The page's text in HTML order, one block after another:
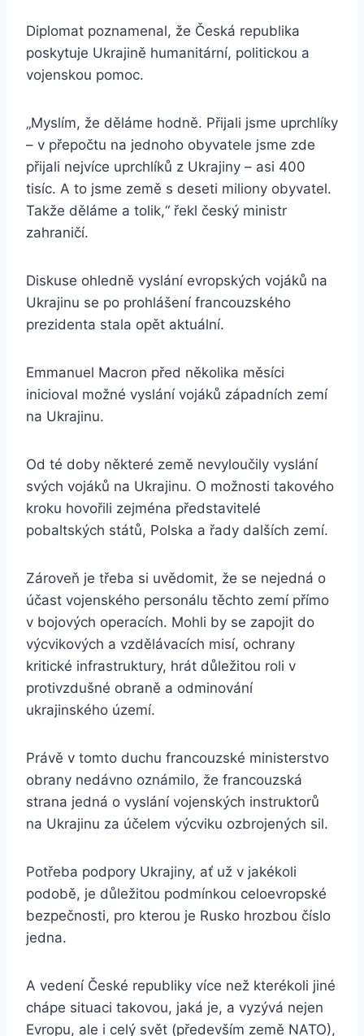
Diplomat poznamenal, že Česká republika
poskytuje Ukrajině humanitární, politickou a
vojenskou pomoc.
„Myslím, že děláme hodně. Přijali jsme uprchlíky
– v přepočtu na jednoho obyvatele jsme zde
přijali nejvíce uprchlíků z Ukrajiny – asi 400
tisíc. A to jsme země s deseti miliony obyvatel.
Takže děláme a tolik,“ řekl český ministr
zahraničí.
Diskuse ohledně vyslání evropských vojáků na
Ukrajinu se po prohlášení francouzského
prezidenta stala opět aktuální.
Emmanuel Macron před několika měsíci
inicioval možné vyslání vojáků západních zemí
na Ukrajinu.
Od té doby některé země nevyloučily vyslání
svých vojáků na Ukrajinu. O možnosti takového
kroku hovořili zejména představitelé
pobaltských států, Polska a řady dalších zemí.
Zároveň je třeba si uvědomit, že se nejedná o
účast vojenského personálu těchto zemí přímo
v bojových operacích. Mohli by se zapojit do
výcvikových a vzdělávacích misí, ochrany
kritické infrastruktury, hrát důležitou roli v
protivzdušné obraně a odminování
ukrajinského území.
Právě v tomto duchu francouzské ministerstvo
obrany nedávno oznámilo, že francouzská
strana jedná o vyslání vojenských instruktorů
na Ukrajinu za účelem výcviku ozbrojených sil.
Potřeba podpory Ukrajiny, ať už v jakékoli
podobě, je důležitou podmínkou celoevropské
bezpečnosti, pro kterou je Rusko hrozbou číslo
jedna.
A vedení České republiky více než kterékoli jiné
chápe situaci takovou, jaká je, a vyzývá nejen
Evropu, ale i celý svět (především země NATO),